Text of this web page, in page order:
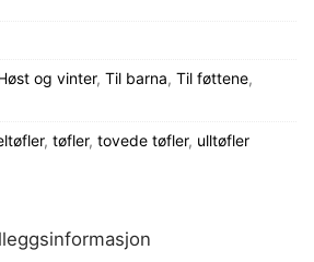
og vinter, Til barna, Til føttene,
, tøfler, tovede tøfler, ulltøfler